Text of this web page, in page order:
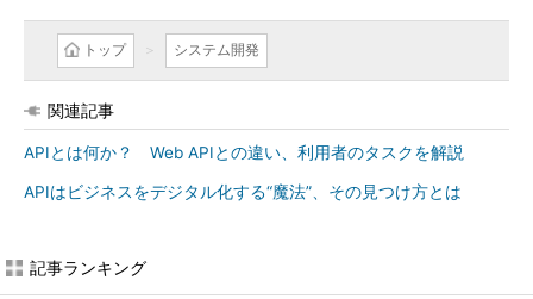
トップ システム開発
関連記事
APIとは何か？ Web APIとの違い、利用者のタスクを解説
APIはビジネスをデジタル化する“魔法”、その見つけ方とは
記事ランキング